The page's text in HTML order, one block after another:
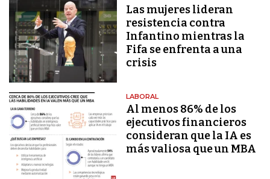
Las mujeres lideran
resistencia contra
Infantino mientras la
Fifa se enfrenta a una
crisis
LABORAL
Al menos 86% de los
ejecutivos financieros
consideran que la IA es
más valiosa que un MBA